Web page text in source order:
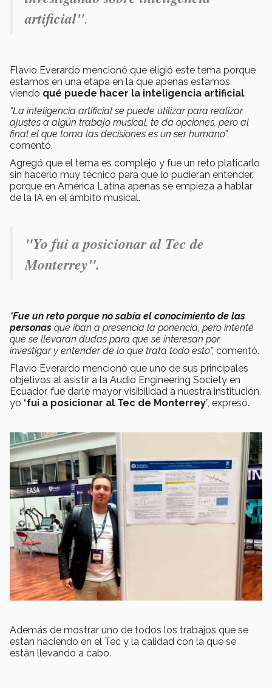
artificial".
Flavio Everardo mencionó que eligió este tema porque
estamos en una etapa en la que apenas estamos
viendo qué puede hacer la inteligencia artificial.
“La inteligencia artificial se puede utilizar para realizar
ajustes a algún trabajo musical, te da opciones, pero al
final el que toma las decisiones es un ser humano”,
comentó.
Agregó que el tema es complejo y fue un reto platicarlo
sin hacerlo muy técnico para que lo pudieran entender,
porque en América Latina apenas se empieza a hablar
de la IA en el ámbito musical.
"Yo fui a posicionar al Tec de
Monterrey".
“Fue un reto porque no sabía el conocimiento de las
personas que iban a presencia la ponencia, pero intenté
que se llevaran dudas para que se interesan por
investigar y entender de lo que trata todo esto”, comentó.
Flavio Everardo mencionó que uno de sus principales
objetivos al asistir a la Audio Engineering Society en
Ecuador, fue darle mayor visibilidad a nuestra institución,
yo “fui a posicionar al Tec de Monterrey”, expresó.
Además de mostrar uno de todos los trabajos que se
están haciendo en el Tec y la calidad con la que se
están llevando a cabo.